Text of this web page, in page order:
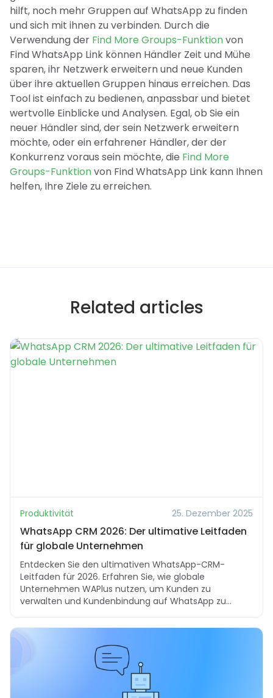
hilft, noch mehr Gruppen auf WhatsApp zu finden
und sich mit ihnen zu verbinden. Durch die
Verwendung der Find More Groups-Funktionvon
Find WhatsApp Link können Händler Zeit und Mühe
sparen, ihr Netzwerk erweitern und neue Kunden
über ihre aktuellen Gruppen hinaus erreichen. Das
Tool ist einfach zu bedienen, anpassbar und bietet
wertvolle Einblicke und Analysen. Egal, ob Sie ein
neuer Händler sind, der sein Netzwerk erweitern
möchte, oder ein erfahrener Händler, der der
Konkurrenz voraus sein möchte, die Find More
Groups-Funktionvon Find WhatsApp Link kann Ihnen
helfen, Ihre Ziele zu erreichen.
Related articles
Produktivität 25. Dezember 2025
WhatsApp CRM 2026: Der ultimative Leitfaden
für globale Unternehmen
Entdecken Sie den ultimativen WhatsApp-CRM-
Leitfaden für 2026. Erfahren Sie, wie globale
Unternehmen WAPlus nutzen, um Kunden zu
verwalten und Kundenbindung auf WhatsApp zu